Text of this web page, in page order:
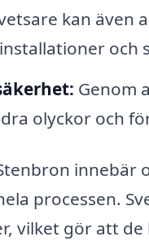
kan även
och
Genom
olyckor och
innebär
processen.
vilket gör att